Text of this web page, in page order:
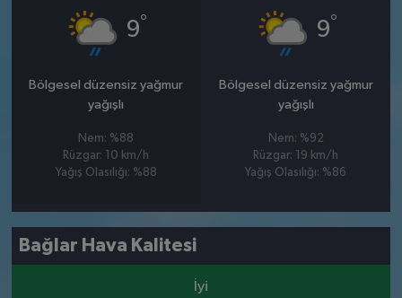
9°
Bölgesel düzensiz yağmur
yağışlı
Nem: %88
Rüzgar: 10 km/h
Yağış Olasılığı: %88
9°
Bölgesel düzensiz yağmur
yağışlı
Nem: %92
Rüzgar: 19 km/h
Yağış Olasılığı: %86
Bağlar Hava Kalitesi
İyi